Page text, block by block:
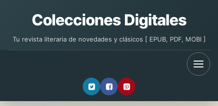
Colecciones Digitales
Tu revista literaria de novedades y clásicos [ EPUB, PDF, MOBI ]